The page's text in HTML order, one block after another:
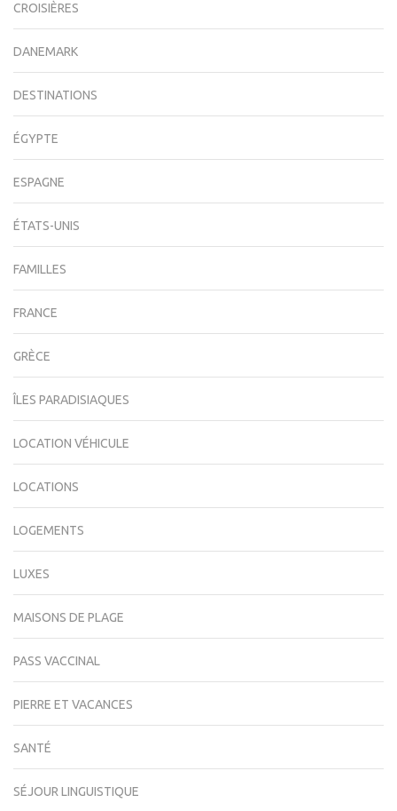
CROISIÈRES
DANEMARK
DESTINATIONS
ÉGYPTE
ESPAGNE
ÉTATS-UNIS
FAMILLES
FRANCE
GRÈCE
ÎLES PARADISIAQUES
LOCATION VÉHICULE
LOCATIONS
LOGEMENTS
LUXES
MAISONS DE PLAGE
PASS VACCINAL
PIERRE ET VACANCES
SANTÉ
SÉJOUR LINGUISTIQUE